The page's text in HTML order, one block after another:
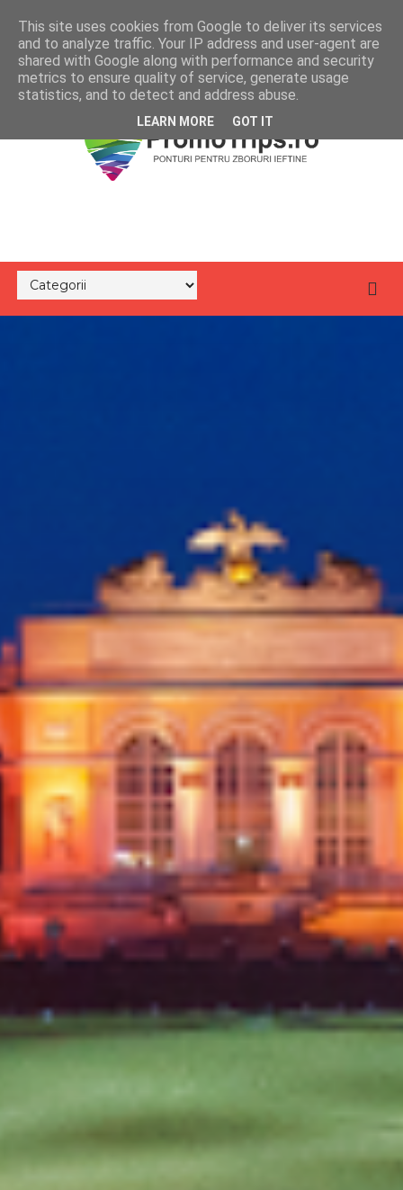
This site uses cookies from Google to deliver its services
and to analyze traffic. Your IP address and user-agent are
shared with Google along with performance and security
metrics to ensure quality of service, generate usage
statistics, and to detect and address abuse.
LEARN MORE GOT IT